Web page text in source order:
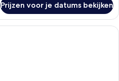
Prijzen voor je datums bekijken
Een gezellige kamer met een